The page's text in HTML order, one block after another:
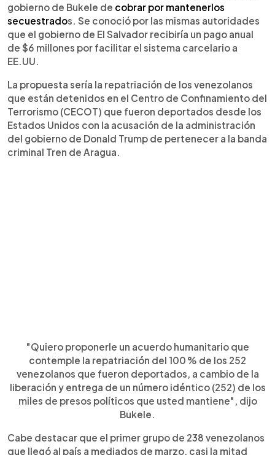
gobierno de Bukele de cobrar por mantenerlos
secuestrados. Se conoció por las mismas autoridades
que el gobierno de El Salvador recibiría un pago anual
de $6 millones por facilitar el sistema carcelario a
EE.UU.
La propuesta sería la repatriación de los venezolanos
que están detenidos en el Centro de Confinamiento del
Terrorismo (CECOT) que fueron deportados desde los
Estados Unidos con la acusación de la administración
del gobierno de Donald Trump de pertenecer a la banda
criminal Tren de Aragua.
"Quiero proponerle un acuerdo humanitario que
contemple la repatriación del 100 % de los 252
venezolanos que fueron deportados, a cambio de la
liberación y entrega de un número idéntico (252) de los
miles de presos políticos que usted mantiene", dijo
Bukele.
Cabe destacar que el primer grupo de 238 venezolanos
que llegó al país a mediados de marzo, casi la mitad